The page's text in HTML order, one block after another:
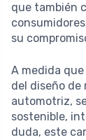
que también
su
A medida
del diseño de
automotriz,
sostenible,
duda, este